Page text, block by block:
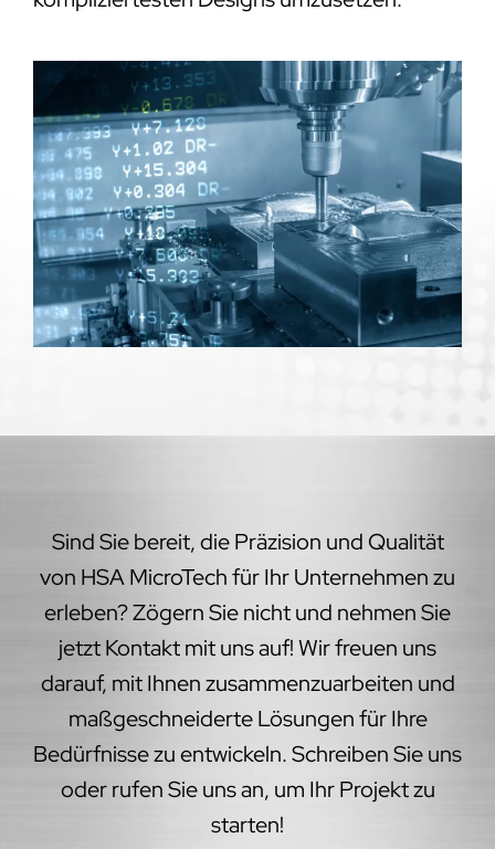
Sind Sie bereit, die Präzision und Qualität
von HSA MicroTech für Ihr Unternehmen zu
erleben? Zögern Sie nicht und nehmen Sie
jetzt Kontakt mit uns auf! Wir freuen uns
darauf, mit Ihnen zusammenzuarbeiten und
maßgeschneiderte Lösungen für Ihre
Bedürfnisse zu entwickeln. Schreiben Sie uns
oder rufen Sie uns an, um Ihr Projekt zu
starten!